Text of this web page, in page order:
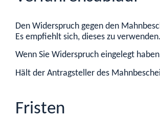
Den Widerspruch gegen den
Es empfiehlt sich, dieses zu
Wenn Sie Widerspruch eingelegt
Hält der Antragsteller des
Fristen